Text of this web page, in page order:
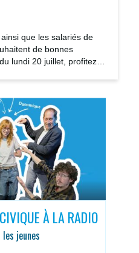
que les salariés de
de bonnes
lundi 20 juillet, profitez
À LA RADIO
jeunes